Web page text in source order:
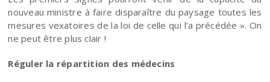
nouveau ministre à faire disparaître du paysage toutes les
mesures vexatoires de la loi de celle qui l’a précédée ». On
ne peut être plus clair !
Réguler la répartition des médecins